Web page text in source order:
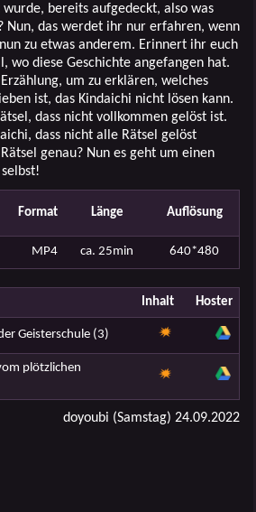
bereits aufgedeckt, also was
Nun, das werdet ihr nur erfahren, wenn
zu etwas anderem. Erinnert ihr euch
wo diese Geschichte angefangen hat.
um zu erklären, welches
ist, das Kindaichi nicht lösen kann.
dass nicht vollkommen gelöst ist.
dass nicht alle Rätsel gelöst
genau? Nun es geht um einen
Format Länge Auflösung
MP4 ca. 25min 640*480
Inhalt Hoster
Geisterschule (3)
plötzlichen
doyoubi (Samstag) 24.09.2022